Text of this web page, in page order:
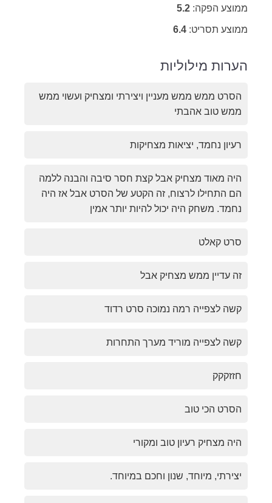
ממוצע הפקה: 5.2
ממוצע תסריט: 6.4
הערות מילוליות
הסרט ממש ממש מעניין ויצירתי ומצחיק ועשוי ממש
ממש טוב אהבתי
רעיון נחמד, יציאות מצחיקות
היה מאוד מצחיק אבל קצת חסר סיבה והבנה ללמה
הם התחילו לרצוח, זה הקטע של הסרט אבל אז היה
נחמד. משחק היה יכול להיות יותר אמין
סרט קאלט
זה עדיין ממש מצחיק אבל
קשה לצפייה רמה נמוכה סרט רדוד
קשה לצפייה מוריד מערך התחרות
חזזקקק
הסרט הכי טוב
היה מצחיק רעיון טוב ומקורי
יצירתי, מיוחד, שנון וחכם במיוחד.